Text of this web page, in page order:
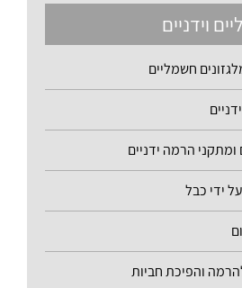
וידניים
חשמליים
ומתקני הרמה ידניים
ידי כבל
והפיכת חביות